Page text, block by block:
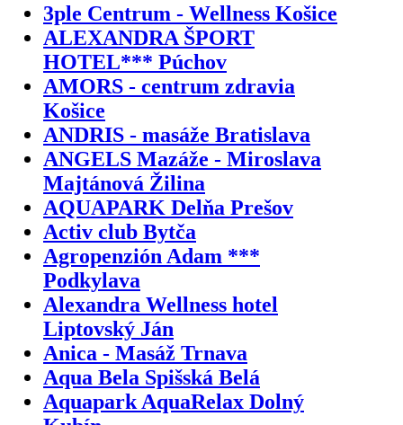
3ple Centrum - Wellness Košice
ALEXANDRA ŠPORT
HOTEL*** Púchov
AMORS - centrum zdravia
Košice
ANDRIS - masáže Bratislava
ANGELS Mazáže - Miroslava
Majtánová Žilina
AQUAPARK Delňa Prešov
Activ club Bytča
Agropenzión Adam ***
Podkylava
Alexandra Wellness hotel
Liptovský Ján
Anica - Masáž Trnava
Aqua Bela Spišská Belá
Aquapark AquaRelax Dolný